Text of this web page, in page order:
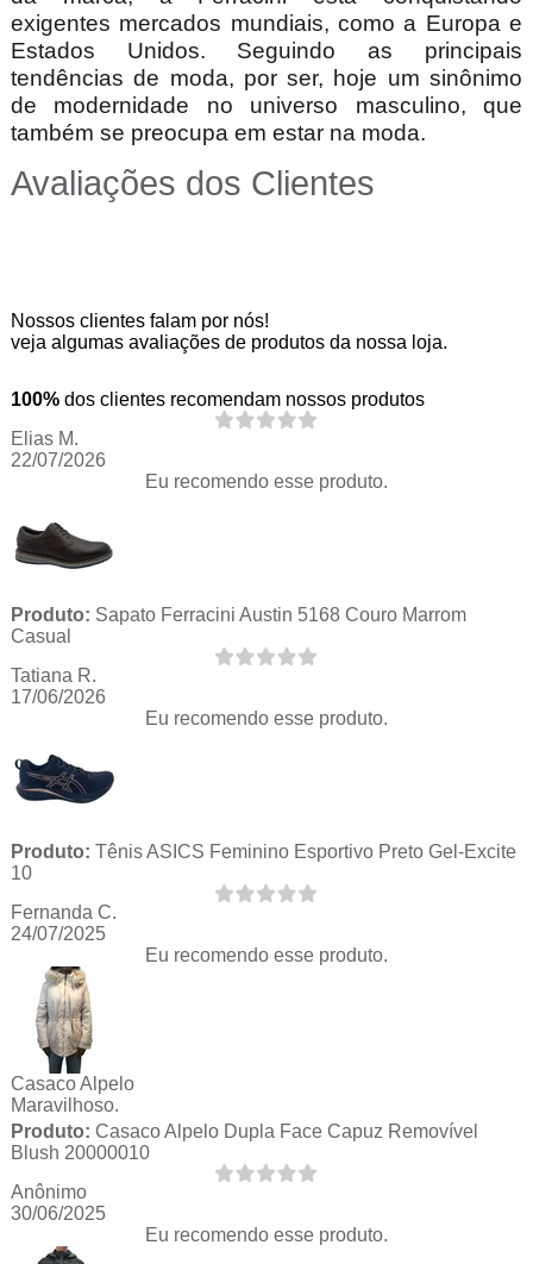
exigentes mercados mundiais, como a Europa e
Estados Unidos. Seguindo as principais
tendências de moda, por ser, hoje um sinônimo
de modernidade no universo masculino, que
também se preocupa em estar na moda.
Avaliações dos Clientes
Nossos clientes falam por nós!
veja algumas avaliações de produtos da nossa loja.
100% dos clientes recomendam nossos produtos
Elias M.
22/07/2026
Eu recomendo esse produto.
Produto: Sapato Ferracini Austin 5168 Couro Marrom
Casual
Tatiana R.
17/06/2026
Eu recomendo esse produto.
Produto: Tênis ASICS Feminino Esportivo Preto Gel-Excite
10
Fernanda C.
24/07/2025
Eu recomendo esse produto.
Casaco Alpelo
Maravilhoso.
Produto: Casaco Alpelo Dupla Face Capuz Removível
Blush 20000010
Anônimo
30/06/2025
Eu recomendo esse produto.